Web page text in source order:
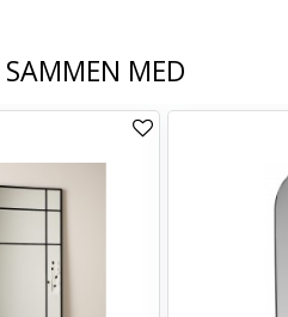
MED